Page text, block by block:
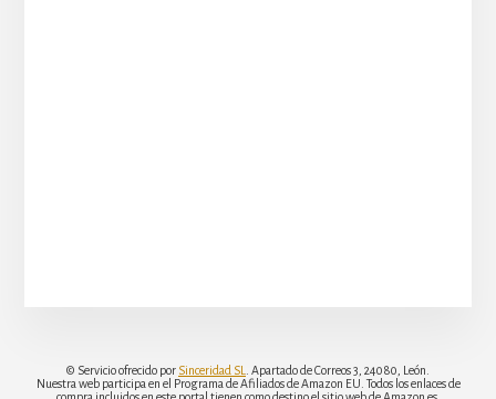
© Servicio ofrecido por Sinceridad SL
. Apartado de Correos 3, 24080, León.
Nuestra web participa en el Programa de Afiliados de Amazon EU. Todos los enlaces de
compra incluidos en este portal tienen como destino el sitio web de Amazon.es.